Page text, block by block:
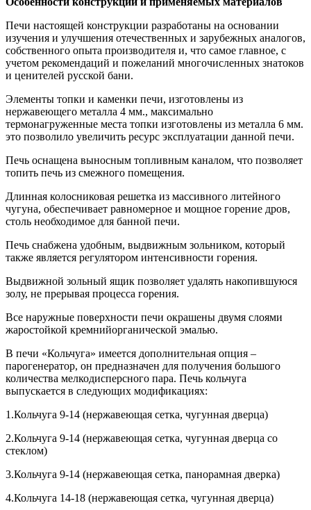
Печи настоящей конструкции разработаны на основании
изучения и улучшения отечественных и зарубежных аналогов,
собственного опыта производителя и, что самое главное, с
учетом рекомендаций и пожеланий многочисленных знатоков
и ценителей русской бани.
Элементы топки и каменки печи, изготовлены из
нержавеющего металла 4 мм., максимально
термонагруженные места топки изготовлены из металла 6 мм.
это позволило увеличить ресурс эксплуатации данной печи.
Печь оснащена выносным топливным каналом, что позволяет
топить печь из смежного помещения.
Длинная колосниковая решетка из массивного литейного
чугуна, обеспечивает равномерное и мощное горение дров,
столь необходимое для банной печи.
Печь снабжена удобным, выдвижным зольником, который
также является регулятором интенсивности горения.
Выдвижной зольный ящик позволяет удалять накопившуюся
золу, не прерывая процесса горения.
Все наружные поверхности печи окрашены двумя слоями
жаростойкой кремнийорганической эмалью.
В печи «Кольчуга» имеется дополнительная опция –
парогенератор, он предназначен для получения большого
количества мелкодисперсного пара. Печь кольчуга
выпускается в следующих модификациях:
1.Кольчуга 9-14 (нержавеющая сетка, чугунная дверца)
2.Кольчуга 9-14 (нержавеющая сетка, чугунная дверца со
стеклом)
3.Кольчуга 9-14 (нержавеющая сетка, панорамная дверка)
4.Кольчуга 14-18 (нержавеющая сетка, чугунная дверца)